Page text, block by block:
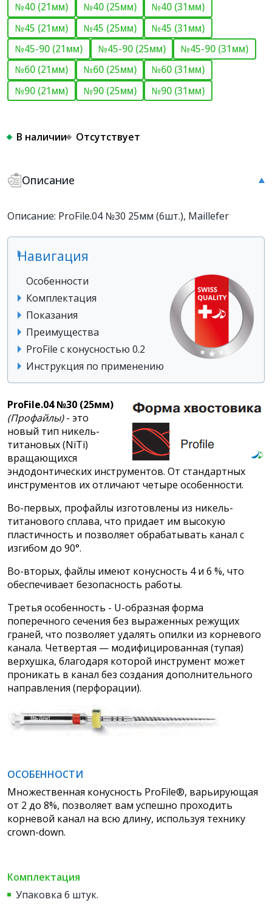
№40 (21мм)
№40 (25мм)
№40 (31мм)
№45 (21мм)
№45 (25мм)
№45 (31мм)
№45-90 (21мм)
№45-90 (25мм)
№45-90 (31мм)
№60 (21мм)
№60 (25мм)
№60 (31мм)
№90 (21мм)
№90 (25мм) №90 (31мм)
В наличии Отсутствует
Описание
Описание: ProFile.04 №30 25мм (6шт.), Maillefer
Навигация
Особенности
Комплектация
Показания
Преимущества
ProFile с конусностью 0.2
Инструкция по применению
ProFile.04 №30 (25мм)
(Профайлы)- это
новый тип никель-
титановых (NiTi)
вращающихся
эндодонтических инструментов. От стандартных
инструментов их отличают четыре особенности.
Во-первых, профайлы изготовлены из никель-
титанового сплава, что придает им высокую
пластичность и позволяет обрабатывать канал с
изгибом до 90°.
Во-вторых, файлы имеют конусность 4 и 6 %, что
обеспечивает безопасность работы.
Третья особенность - U-образная форма
поперечного сечения без выраженных режущих
граней, что позволяет удалять опилки из корневого
канала. Четвертая — модифицированная (тупая)
верхушка, благодаря которой инструмент может
проникать в канал без создания дополнительного
направления (перфорации).
ОСОБЕННОСТИ
Множественная конусность ProFile®, варьирующая
от 2 до 8%, позволяет вам успешно проходить
корневой канал на всю длину, используя технику
crown-down.
Комплектация
Упаковка 6 штук.